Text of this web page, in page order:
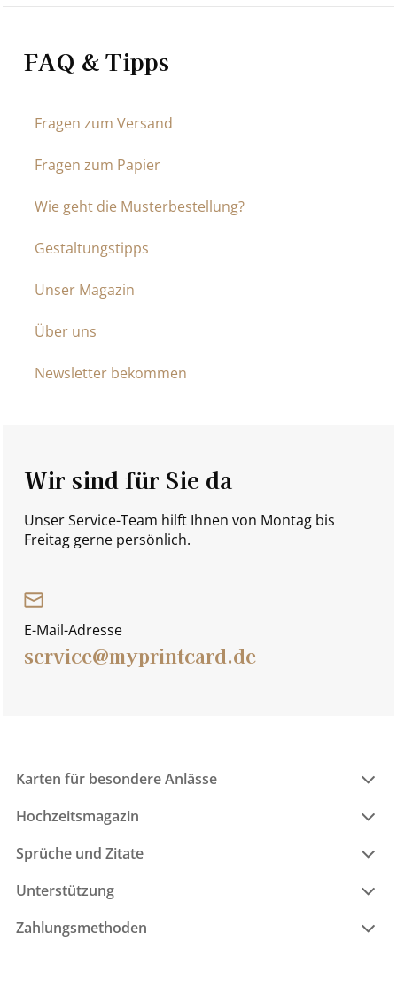
FAQ & Tipps
Fragen zum Versand
Fragen zum Papier
Wie geht die Musterbestellung?
Gestaltungstipps
Unser Magazin
Über uns
Newsletter bekommen
Wir sind für Sie da
Unser Service-Team hilft Ihnen von Montag bis
Freitag gerne persönlich.
E-Mail-Adresse
service@myprintcard.de
Karten für besondere Anlässe
Hochzeitsmagazin
Sprüche und Zitate
Unterstützung
Zahlungsmethoden